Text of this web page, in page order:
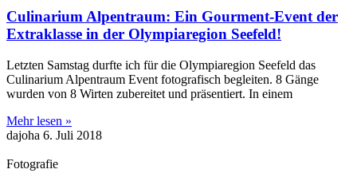
Culinarium Alpentraum: Ein Gourment-Event der
Extraklasse in der Olympiaregion Seefeld!
Letzten Samstag durfte ich für die Olympiaregion Seefeld das
Culinarium Alpentraum Event fotografisch begleiten. 8 Gänge
wurden von 8 Wirten zubereitet und präsentiert. In einem
Mehr lesen »
dajoha 6. Juli 2018
Fotografie